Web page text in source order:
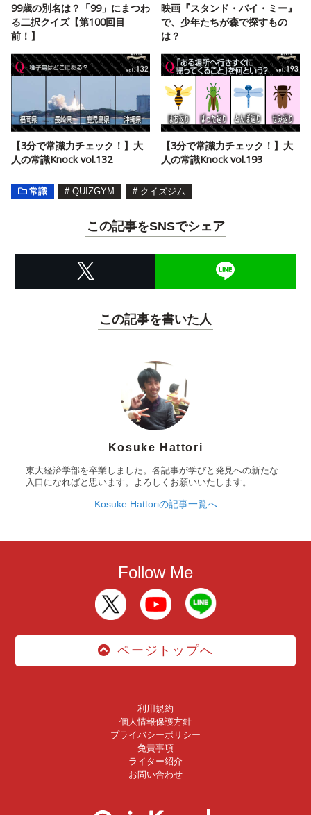
99歳の別名は？「99」にまつわ
る二択クイズ【第100回目
前！】
映画『スタンド・バイ・ミー』
で、少年たちが森で探すもの
は？
【3分で常識力チェック！】大
人の常識Knock vol.132
【3分で常識力チェック！】大
人の常識Knock vol.193
常識 # QUIZGYM # クイズジム
この記事をSNSでシェア
この記事を書いた人
Kosuke Hattori
東大経済学部を卒業しました。各記事が学びと発見への新たな
入口になればと思います。よろしくお願いいたします。
Kosuke Hattoriの記事一覧へ
Follow Me
ページトップへ
利用規約
個人情報保護方針
プライバシーポリシー
免責事項
ライター紹介
お問い合わせ